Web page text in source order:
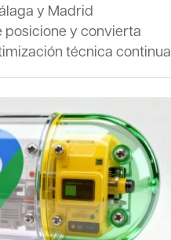
y Madrid
posicione y convierta
técnica continua